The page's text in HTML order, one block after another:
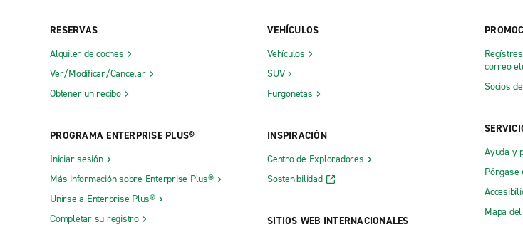
RESERVAS
Alquiler de coches
Ver/Modificar/Cancelar
Obtener un recibo
PROGRAMA ENTERPRISE PLUS®
Iniciar sesión
Más información sobre Enterprise Plus®
Unirse a Enterprise Plus®
Completar su registro
VEHÍCULOS
Vehículos
SUV
Furgonetas
INSPIRACIÓN
Centro de Exploradores
Sostenibilidad
SITIOS WEB INTERNACIONALES
correo
Socios
Ayuda y
Póngase
Mapa